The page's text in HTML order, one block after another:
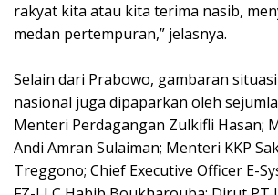
rakyat kita atau kita terima nasib,
medan pertempuran,” jelasnya.
Selain dari Prabowo, gambaran
nasional juga dipaparkan oleh
Menteri Perdagangan Zulkifli Hasan;
Andi Amran Sulaiman; Menteri KKP
Treggono; Chief Executive Officer E-